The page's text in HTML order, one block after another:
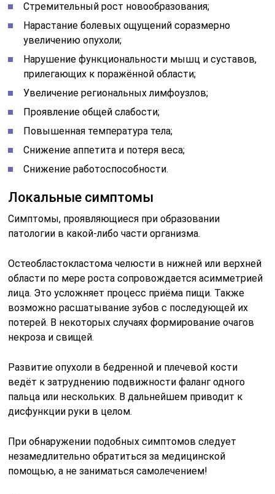
Стремительный рост новообразования;
Нарастание болевых ощущений соразмерно
увеличению опухоли;
Нарушение функциональности мышц и суставов,
прилегающих к поражённой области;
Увеличение региональных лимфоузлов;
Проявление общей слабости;
Повышенная температура тела;
Снижение аппетита и потеря веса;
Снижение работоспособности.
Локальные симптомы
Симптомы, проявляющиеся при образовании
патологии в какой-либо части организма.
Остеобластокластома челюсти в нижней или верхней
области по мере роста сопровождается асимметрией
лица. Это усложняет процесс приёма пищи. Также
возможно расшатывание зубов с последующей их
потерей. В некоторых случаях формирование очагов
некроза и свищей.
Развитие опухоли в бедренной и плечевой кости
ведёт к затруднению подвижности фаланг одного
пальца или нескольких. В дальнейшем приводит к
дисфункции руки в целом.
При обнаружении подобных симптомов следует
незамедлительно обратиться за медицинской
помощью, а не заниматься самолечением!